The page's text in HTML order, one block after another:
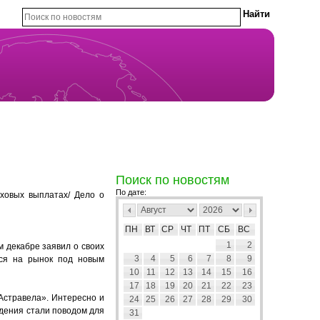
выплатах/ Дело о
декабре заявил о своих
на рынок под новым
Интересно и
стали поводом для
Поиск по новостям
По дате:
ПН ВТ СР ЧТ ПТ СБ
ВС
1
2
3
4 5 6 7 8
9
10
11 12 13 14 15
16
17
18 19 20 21 22
23
24
25 26 27 28 29
30
31